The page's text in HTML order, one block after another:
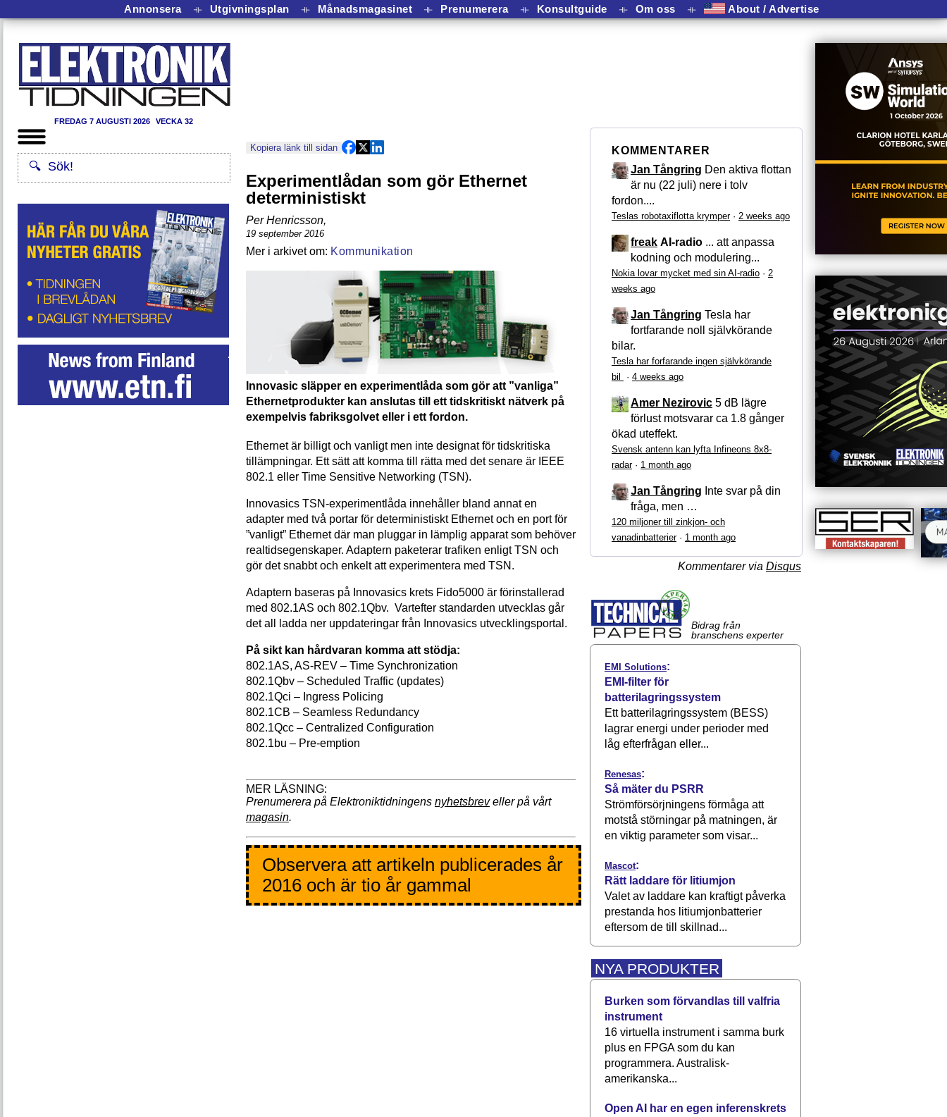
Annonsera ⟛ Utgivningsplan ⟛ Månadsmagasinet ⟛ Prenumerera ⟛ Konsultguide ⟛ Om oss ⟛ About / Advertise
FREDAG 7 AUGUSTI 2026 VECKA 32
Kopiera länk till sidan
Experimentlådan som gör Ethernet
deterministiskt
Per Henricsson,
19 september 2016
Kommunikation
Innovasic släpper en experimentlåda som gör att ”vanliga”
Ethernetprodukter kan anslutas till ett tidskritiskt nätverk på
exempelvis fabriksgolvet eller i ett fordon.
Ethernet är billigt och vanligt men inte designat för tidskritiska
tillämpningar. Ett sätt att komma till rätta med det senare är IEEE
802.1 eller Time Sensitive Networking (TSN).
Innovasics TSN-experimentlåda innehåller bland annat en
adapter med två portar för deterministiskt Ethernet och en port för
”vanligt” Ethernet där man pluggar in lämplig apparat som behöver
realtidsegenskaper. Adaptern paketerar trafiken enligt TSN och
gör det snabbt och enkelt att experimentera med TSN.
Adaptern baseras på Innovasics krets Fido5000 är förinstallerad
med 802.1AS och 802.1Qbv. Vartefter standarden utvecklas går
det all ladda ner uppdateringar från Innovasics utvecklingsportal.
På sikt kan hårdvaran komma att stödja:
802.1AS, AS-REV – Time Synchronization
802.1Qbv – Scheduled Traffic (updates)
802.1Qci – Ingress Policing
802.1CB – Seamless Redundancy
802.1Qcc – Centralized Configuration
802.1bu – Pre-emption
Prenumerera på Elektroniktidningens nyhetsbreveller på vårt
magasin.
Observera att artikeln publicerades år
2016 och är tio år gammal
KOMMENTARER
Jan Tångring Den aktiva flottan
är nu (22 juli) nere i tolv
fordon....
Teslas robotaxiflotta krymper· 2 weeks ago
freak AI-radio ... att anpassa
kodning och modulering...
Nokia lovar mycket med sin AI-radio · 2
weeks ago
Jan Tångring Tesla har
fortfarande noll självkörande
bilar.
Tesla har forfarande ingen självkörande
bil
· 4 weeks ago
Amer Nezirovic 5 dB lägre
förlust motsvarar ca 1.8 gånger
ökad uteffekt.
Svensk antenn kan lyfta Infineons 8x8-
radar· 1 month ago
Jan Tångring Inte svar på din
fråga, men …
120 miljoner till zinkjon- och
vanadinbatterier· 1 month ago
Kommentarer via Disqus
Bidrag från
branschens experter
EMI Solutions:
EMI-filter för
batterilagringssystem
Ett batterilagringssystem (BESS)
lagrar energi under perioder med
låg efterfrågan eller...
Renesas:
Så mäter du PSRR
Strömförsörjningens förmåga att
motstå störningar på matningen, är
en viktig parameter som visar...
Mascot:
Rätt laddare för litiumjon
Valet av laddare kan kraftigt påverka
prestanda hos litiumjonbatterier
eftersom de till skillnad...
NYA PRODUKTER
Burken som förvandlas till valfria
instrument
16 virtuella instrument i samma burk
plus en FPGA som du kan
programmera. Australisk-
amerikanska...
Open AI har en egen inferenskrets